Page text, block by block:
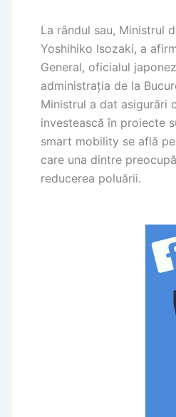
La rândul sau, Ministrul
Yoshihiko Isozaki, a
General, oficialul
administrația de la
Ministrul a dat asigurări
investească în proiecte
smart mobility se află
care una dintre
reducerea poluării.